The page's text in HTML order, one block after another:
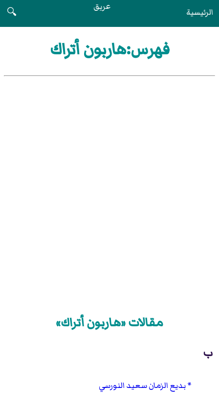
الرئيسية عريق
🔍
فهرس:هاربون أتراك
مقالات «هاربون أتراك»
ب
بديع الزمان سعيد النورسي